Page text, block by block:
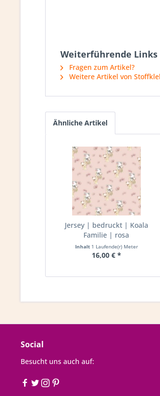
Weiterführende
Fragen zum Artikel?
Weitere Artikel von
Ähnliche Artikel
Jersey | bedruckt | Koala
Familie | rosa
Inhalt 1 Laufende(r) Meter
16,00 € *
Social
Besucht uns auch auf: